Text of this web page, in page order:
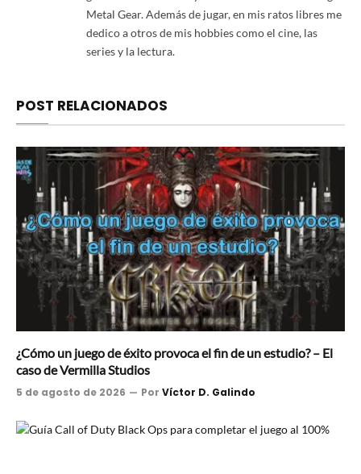
Metal Gear. Además de jugar, en mis ratos libres me
dedico a otros de mis hobbies como el cine, las
series y la lectura.
POST RELACIONADOS
¿Cómo un juego de éxito provoca el fin de un estudio? – El
caso de Vermilla Studios
5 de agosto de 2026 Por Víctor D. Galindo